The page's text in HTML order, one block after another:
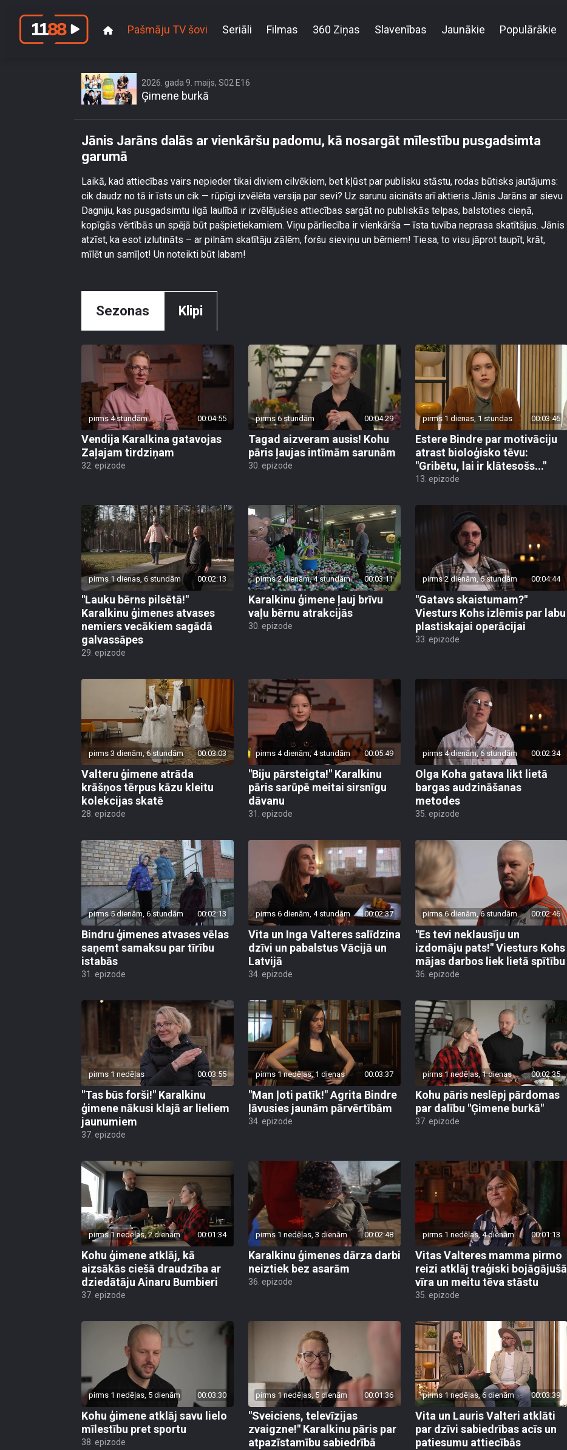
Pašmāju TV šovi Seriāli Filmas 360 Ziņas Slavenības Jaunākie Populārākie
2026. gada 9. maijs, S02 E16
Ģimene burkā
Jānis Jarāns dalās ar vienkāršu padomu, kā nosargāt mīlestību pusgadsimta
garumā
Laikā, kad attiecības vairs nepieder tikai diviem cilvēkiem, bet kļūst par publisku stāstu, rodas būtisks jautājums:
cik daudz no tā ir īsts un cik — rūpīgi izvēlēta versija par sevi? Uz sarunu aicināts arī aktieris Jānis Jarāns ar sievu
Dagniju, kas pusgadsimtu ilgā laulībā ir izvēlējušies attiecības sargāt no publiskās telpas, balstoties cieņā,
kopīgās vērtībās un spējā būt pašpietiekamiem. Viņu pārliecība ir vienkārša — īsta tuvība neprasa skatītājus. Jānis
atzīst, ka esot izlutināts – ar pilnām skatītāju zālēm, foršu sieviņu un bērniem! Tiesa, to visu jāprot taupīt, krāt,
mīlēt un samīļot! Un noteikti būt labam!
Sezonas Klipi
pirms 4 stundām 00:04:55
Vendija Karalkina gatavojas
Zaļajam tirdziņam
32. epizode
pirms 6 stundām 00:04:29
Tagad aizveram ausis! Kohu
pāris ļaujas intīmām sarunām
30. epizode
pirms 1 dienas, 1 stundas 00:03:46
Estere Bindre par motivāciju
atrast bioloģisko tēvu:
"Gribētu, lai ir klātesošs..."
13. epizode
pirms 1 dienas, 6 stundām 00:02:13
"Lauku bērns pilsētā!"
Karalkinu ģimenes atvases
nemiers vecākiem sagādā
galvassāpes
29. epizode
pirms 2 dienām, 4 stundām 00:03:11
Karalkinu ģimene ļauj brīvu
vaļu bērnu atrakcijās
30. epizode
pirms 2 dienām, 6 stundām 00:04:44
"Gatavs skaistumam?"
Viesturs Kohs izlēmis par labu
plastiskajai operācijai
33. epizode
pirms 3 dienām, 6 stundām 00:03:03
Valteru ģimene atrāda
krāšņos tērpus kāzu kleitu
kolekcijas skatē
28. epizode
pirms 4 dienām, 4 stundām 00:05:49
"Biju pārsteigta!" Karalkinu
pāris sarūpē meitai sirsnīgu
dāvanu
31. epizode
pirms 4 dienām, 6 stundām 00:02:34
Olga Koha gatava likt lietā
bargas audzināšanas
metodes
35. epizode
pirms 5 dienām, 6 stundām 00:02:13
Bindru ģimenes atvases vēlas
saņemt samaksu par tīrību
istabās
31. epizode
pirms 6 dienām, 4 stundām 00:02:37
Vita un Inga Valteres salīdzina
dzīvi un pabalstus Vācijā un
Latvijā
34. epizode
pirms 6 dienām, 6 stundām 00:02:46
"Es tevi neklausīju un
izdomāju pats!" Viesturs Kohs
mājas darbos liek lietā spītību
36. epizode
pirms 1 nedēļas 00:03:55
"Tas būs forši!" Karalkinu
ģimene nākusi klajā ar lieliem
jaunumiem
37. epizode
pirms 1 nedēļas, 1 dienas 00:03:37
"Man ļoti patīk!" Agrita Bindre
ļāvusies jaunām pārvērtībām
34. epizode
pirms 1 nedēļas, 1 dienas 00:02:35
Kohu pāris neslēpj pārdomas
par dalību "Ģimene burkā"
37. epizode
pirms 1 nedēļas, 2 dienām 00:01:34
Kohu ģimene atklāj, kā
aizsākās ciešā draudzība ar
dziedātāju Ainaru Bumbieri
37. epizode
pirms 1 nedēļas, 3 dienām 00:02:48
Karalkinu ģimenes dārza darbi
neiztiek bez asarām
36. epizode
pirms 1 nedēļas, 4 dienām 00:01:13
Vitas Valteres mamma pirmo
reizi atklāj traģiski bojāgājušā
vīra un meitu tēva stāstu
35. epizode
pirms 1 nedēļas, 5 dienām 00:03:30
Kohu ģimene atklāj savu lielo
mīlestību pret sportu
38. epizode
pirms 1 nedēļas, 5 dienām 00:01:36
"Sveiciens, televīzijas
zvaigzne!" Karalkinu pāris par
atpazīstamību sabiedrībā
pirms 1 nedēļas, 6 dienām 00:03:39
Vita un Lauris Valteri atklāti
par dzīvi sabiedrības acīs un
patiesumu attiecībās